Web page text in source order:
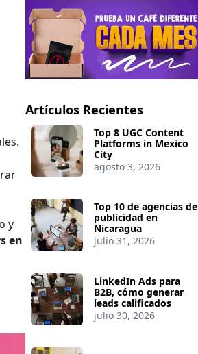
y
en
Artículos Recientes
Top 8 UGC Content
Platforms in Mexico
City
agosto 3, 2026
Top 10 de agencias de
publicidad en
Nicaragua
julio 31, 2026
LinkedIn Ads para
B2B, cómo generar
leads calificados
julio 30, 2026